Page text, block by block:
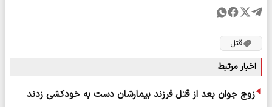
قتل
اخبار مرتبط
زوج جوان بعد از قتل فرزند بیمارشان دست به خودکشی زدند